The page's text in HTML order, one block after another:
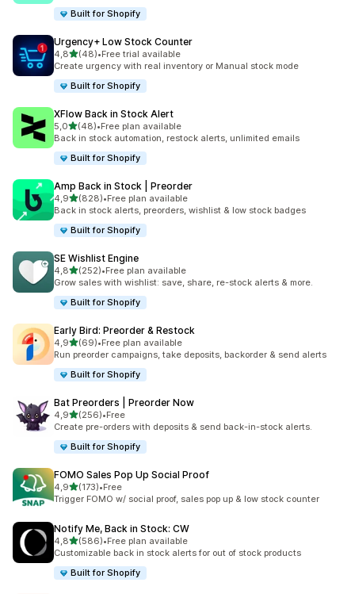
Built for Shopify
Urgency+ Low Stock Counter
4,8av 5 stjerner
(48)
Totalt 48 omtaler
•Free trial available
Create urgency with real inventory or Manual stock mode
Built for Shopify
XFlow Back in Stock Alert
5,0av 5 stjerner
(48)
Totalt 48 omtaler
•Free plan available
Back in stock automation, restock alerts, unlimited emails
Built for Shopify
Amp Back in Stock | Preorder
4,9av 5 stjerner
(828)
Totalt 828 omtaler
•Free plan available
Back in stock alerts, preorders, wishlist & low stock badges
Built for Shopify
SE Wishlist Engine
4,8av 5 stjerner
(252)
Totalt 252 omtaler
•Free plan available
Grow sales with wishlist: save, share, re-stock alerts & more.
Built for Shopify
Early Bird: Preorder & Restock
4,9av 5 stjerner
(69)
Totalt 69 omtaler
•Free plan available
Run preorder campaigns, take deposits, backorder & send alerts
Built for Shopify
Bat Preorders | Preorder Now
4,9av 5 stjerner
(256)
Totalt 256 omtaler
•Free
Create pre-orders with deposits & send back-in-stock alerts.
Built for Shopify
FOMO Sales Pop Up Social Proof
4,9av 5 stjerner
(173)
Totalt 173 omtaler
•Free
Trigger FOMO w/ social proof, sales pop up & low stock counter
Notify Me, Back in Stock: CW
4,8av 5 stjerner
(586)
Totalt 586 omtaler
•Free plan available
Customizable back in stock alerts for out of stock products
Built for Shopify